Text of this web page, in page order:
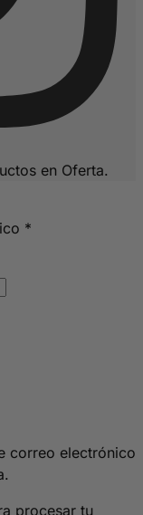
en Oferta.
*
correo electrónico
procesar tu